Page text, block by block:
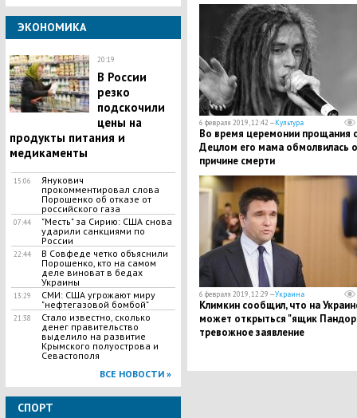
ЭКОНОМИКА
20:19
В России
резко
подскочили
цены на
продукты питания и
медикаменты
15:06
Янукович
прокомментировал слова
Порошенко об отказе от
российского газа
07:44
"Месть" за Сирию: США снова
ударили санкциями по
России
22:44
В Совфеде четко объяснили
Порошенко, кто на самом
деле виноват в бедах
Украины
13:29
СМИ: США угрожают миру
"нефтегазовой бомбой"
21:38
Стало известно, сколько
денег правительство
выделило на развитие
Крымского полуострова и
Севастополя
ВСЕ НОВОСТИ »
СПОРТ
6 февраля 2019, 12:42 —Культура
Во время церемонии прощания с
Децлом его мама обмолвилась о
причине смерти
6 февраля 2019, 12:29 —Украина
Климкин сообщил, что на
может открыться "ящик
тревожное заявление